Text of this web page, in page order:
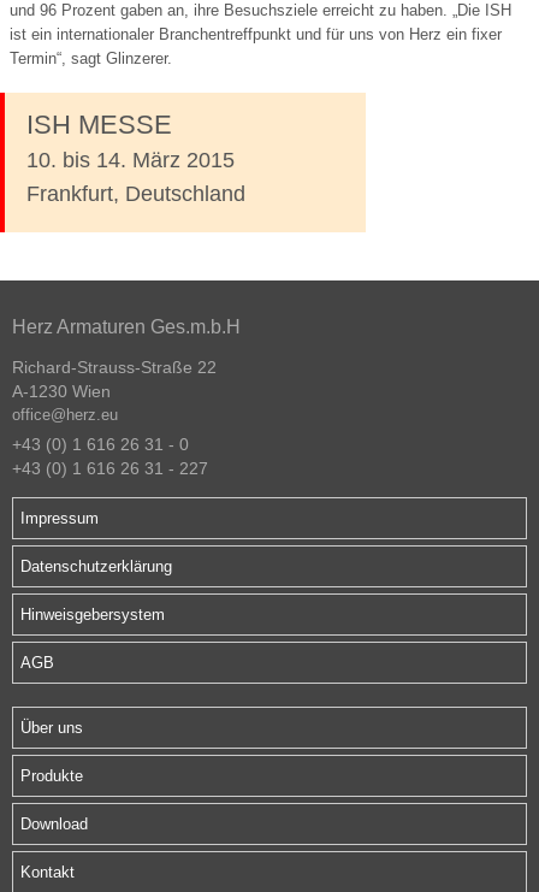
und 96 Prozent gaben an, ihre Besuchsziele erreicht zu haben. „Die ISH
ist ein internationaler Branchentreffpunkt und für uns von Herz ein fixer
Termin“, sagt Glinzerer.
ISH MESSE
10. bis 14. März 2015
Frankfurt, Deutschland
Herz Armaturen Ges.m.b.H
Richard-Strauss-Straße 22
A-1230 Wien
office@herz.eu
+43 (0) 1 616 26 31 - 0
+43 (0) 1 616 26 31 - 227
Impressum
Datenschutzerklärung
Hinweisgebersystem
AGB
Über uns
Produkte
Download
Kontakt